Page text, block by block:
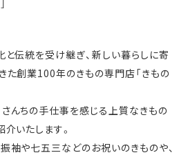
と伝統を受け継ぎ、新しい暮らしに寄
た創業100年のきもの専門店「きもの
んちの手仕事を感じる上質なきもの
介いたします。
袖や七五三などのお祝いのきものや、